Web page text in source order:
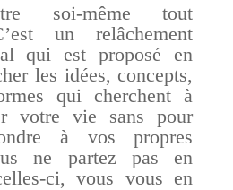
soi-même tout
un relâchement
qui est proposé en
les idées, concepts,
qui cherchent à
votre vie sans pour
à vos propres
ne partez pas en
ci, vous vous en